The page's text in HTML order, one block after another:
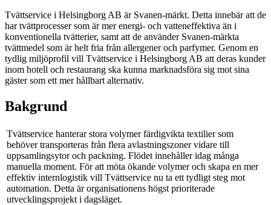
Tvättservice i Helsingborg AB är Svanen-märkt. Detta innebär att de
har tvättprocesser som är mer energi- och vatteneffektiva än i
konventionella tvätterier, samt att de använder Svanen-märkta
tvättmedel som är helt fria från allergener och parfymer. Genom en
tydlig miljöprofil vill Tvättservice i Helsingborg AB att deras kunder
inom hotell och restaurang ska kunna marknadsföra sig mot sina
gäster som ett mer hållbart alternativ.
Bakgrund
Tvättservice hanterar stora volymer färdigvikta textilier som
behöver transporteras från flera avlastningszoner vidare till
uppsamlingsytor och packning. Flödet innehåller idag många
manuella moment. För att möta ökande volymer och skapa en mer
effektiv internlogistik vill Tvättservice nu ta ett tydligt steg mot
automation. Detta är organisationens högst prioriterade
utvecklingsprojekt i dagsläget.